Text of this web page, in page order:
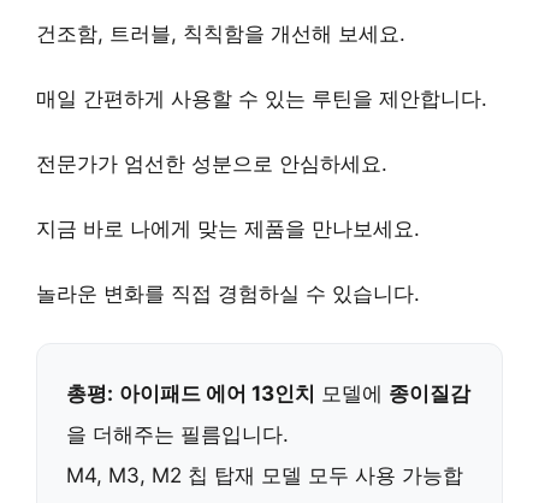
건조함, 트러블, 칙칙함을 개선해 보세요.
매일 간편하게 사용할 수 있는 루틴을 제안합니다.
전문가가 엄선한 성분으로 안심하세요.
지금 바로 나에게 맞는 제품을 만나보세요.
놀라운 변화를 직접 경험하실 수 있습니다.
총평: 아이패드 에어 13인치 모델에 종이질감
을 더해주는 필름입니다.
M4, M3, M2 칩 탑재 모델 모두 사용 가능합